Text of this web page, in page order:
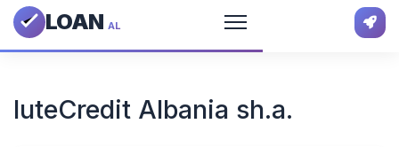
LOAN AL
IuteCredit Albania sh.a.